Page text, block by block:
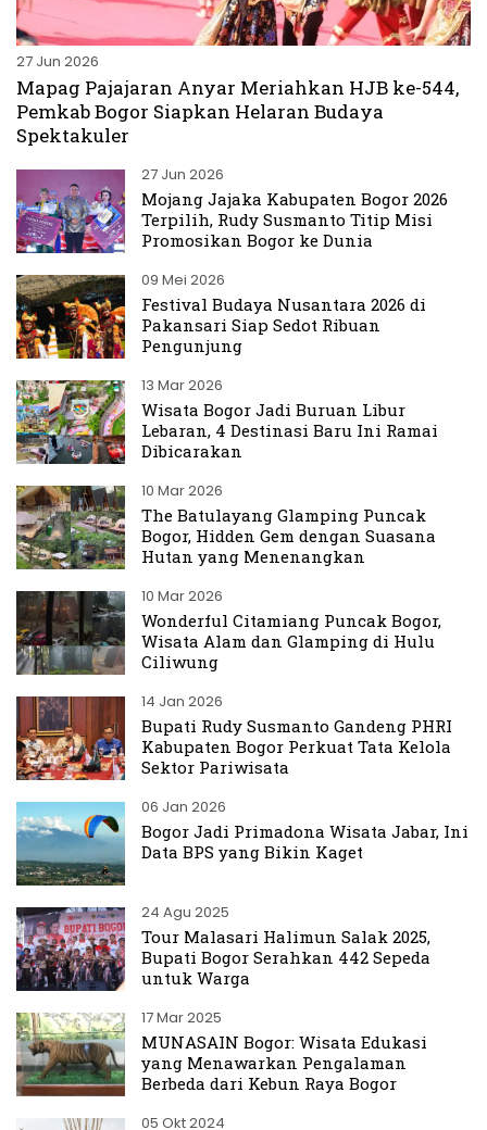
27 Jun 2026
Mapag Pajajaran Anyar Meriahkan HJB ke-544,
Pemkab Bogor Siapkan Helaran Budaya
Spektakuler
27 Jun 2026
Mojang Jajaka Kabupaten Bogor 2026
Terpilih, Rudy Susmanto Titip Misi
Promosikan Bogor ke Dunia
09 Mei 2026
Festival Budaya Nusantara 2026 di
Pakansari Siap Sedot Ribuan
Pengunjung
13 Mar 2026
Wisata Bogor Jadi Buruan Libur
Lebaran, 4 Destinasi Baru Ini Ramai
Dibicarakan
10 Mar 2026
The Batulayang Glamping Puncak
Bogor, Hidden Gem dengan Suasana
Hutan yang Menenangkan
10 Mar 2026
Wonderful Citamiang Puncak Bogor,
Wisata Alam dan Glamping di Hulu
Ciliwung
14 Jan 2026
Bupati Rudy Susmanto Gandeng PHRI
Kabupaten Bogor Perkuat Tata Kelola
Sektor Pariwisata
06 Jan 2026
Bogor Jadi Primadona Wisata Jabar, Ini
Data BPS yang Bikin Kaget
24 Agu 2025
Tour Malasari Halimun Salak 2025,
Bupati Bogor Serahkan 442 Sepeda
untuk Warga
17 Mar 2025
MUNASAIN Bogor: Wisata Edukasi
yang Menawarkan Pengalaman
Berbeda dari Kebun Raya Bogor
05 Okt 2024